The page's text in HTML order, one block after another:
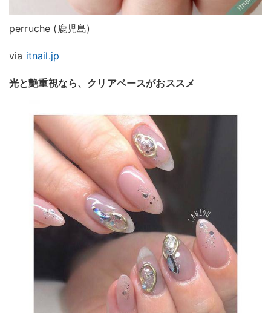
perruche (鹿児島)
via itnail.jp
光と艶重視なら、クリアベースがおススメ